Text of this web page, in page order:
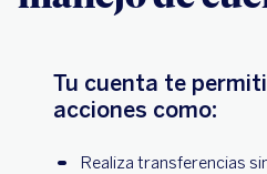
Tu cuenta te
acciones como:
Realiza transferencias